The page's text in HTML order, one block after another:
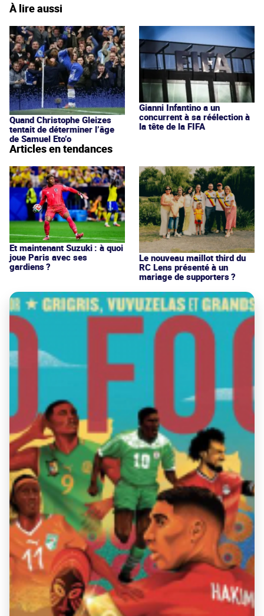
À lire aussi
Quand Christophe Gleizes
tentait de déterminer l’âge
de Samuel Eto’o
Gianni Infantino a un
concurrent à sa réélection à
la tête de la FIFA
Articles en tendances
Et maintenant Suzuki : à quoi
joue Paris avec ses
gardiens ?
Le nouveau maillot third du
RC Lens présenté à un
mariage de supporters ?